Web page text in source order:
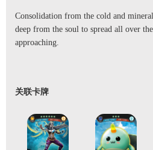
Consolidation from the cold and
deep from the soul to spread all over
approaching.
关联卡牌